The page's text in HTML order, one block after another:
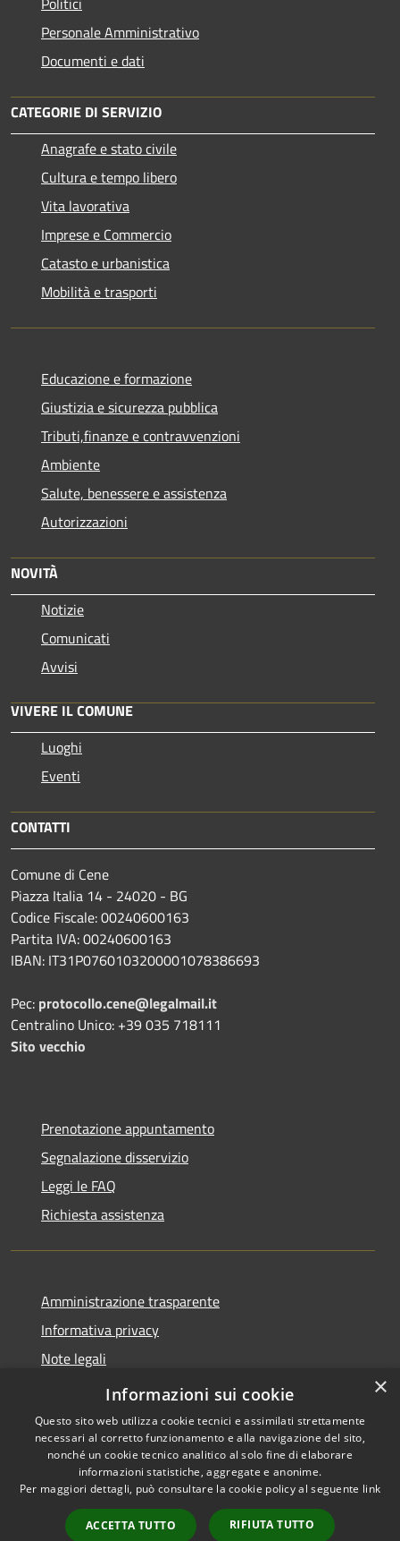
Personale Amministrativo
Documenti e dati
CATEGORIE DI SERVIZIO
Anagrafe e stato civile
Cultura e tempo libero
Vita lavorativa
Imprese e Commercio
Catasto e urbanistica
Mobilità e trasporti
Educazione e formazione
Giustizia e sicurezza pubblica
Tributi,finanze e contravvenzioni
Ambiente
Salute, benessere e assistenza
Autorizzazioni
NOVITÀ
Notizie
Comunicati
Avvisi
VIVERE IL COMUNE
Luoghi
Eventi
CONTATTI
Comune di Cene
Piazza Italia 14 - 24020 - BG
Codice Fiscale: 00240600163
Partita IVA: 00240600163
IBAN: IT31P0760103200001078386693
Pec: protocollo.cene@legalmail.it
Centralino Unico: +39 035 718111
Sito vecchio
Prenotazione appuntamento
Segnalazione disservizio
Leggi le FAQ
Richiesta assistenza
Amministrazione trasparente
Informativa privacy
Note legali
Dichiarazione di accessibilità
Accessibilità
Copyright © 2026 • Comune di
Cene • Powered by
Municipium•
Accesso
×
Informazioni sui cookie
Questo sito web utilizza cookie tecnici e assimilati strettamente
necessari al corretto funzionamento e alla navigazione del sito,
nonché un cookie tecnico analitico al solo fine di elaborare
informazioni statistiche, aggregate e anonime.
Per maggiori dettagli, può consultare la cookie policy al seguente link
ACCETTA TUTTO RIFIUTA TUTTO